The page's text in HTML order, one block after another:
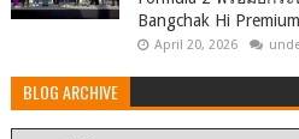
Bangchak Hi
April 20, 2026
BLOG ARCHIVE